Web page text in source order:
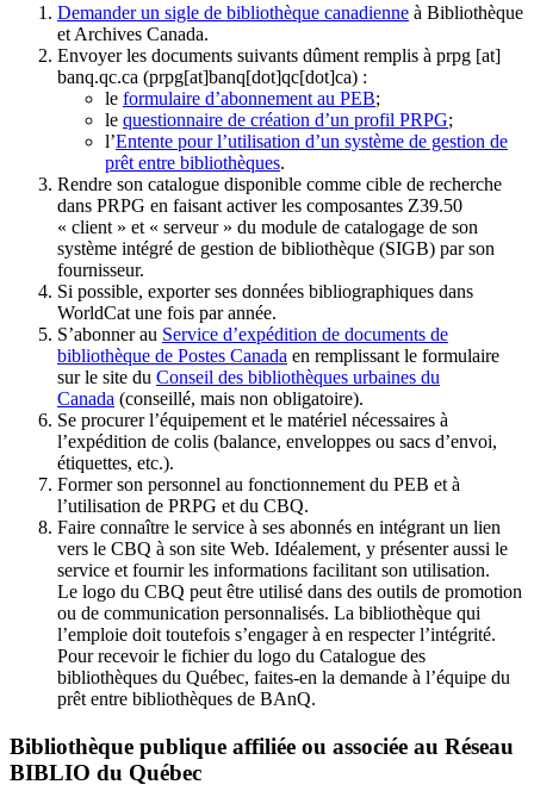
Demander un sigle de bibliothèque canadienne à Bibliothèque
et Archives Canada.
Envoyer les documents suivants dûment remplis à prpg [at]
banq.qc.ca (prpg[at]banq[dot]qc[dot]ca) :
le formulaire d’abonnement au PEB;
le questionnaire de création d’un profil PRPG;
l’Entente pour l’utilisation d’un système de gestion de
prêt entre bibliothèques.
Rendre son catalogue disponible comme cible de recherche
dans PRPG en faisant activer les composantes Z39.50
« client » et « serveur » du module de catalogage de son
système intégré de gestion de bibliothèque (SIGB) par son
fournisseur.
Si possible, exporter ses données bibliographiques dans
WorldCat une fois par année.
S’abonner au Service d’expédition de documents de
bibliothèque de Postes Canada en remplissant le formulaire
sur le site du Conseil des bibliothèques urbaines du
Canada (conseillé, mais non obligatoire).
Se procurer l’équipement et le matériel nécessaires à
l’expédition de colis (balance, enveloppes ou sacs d’envoi,
étiquettes, etc.).
Former son personnel au fonctionnement du PEB et à
l’utilisation de PRPG et du CBQ.
Faire connaître le service à ses abonnés en intégrant un lien
vers le CBQ à son site Web. Idéalement, y présenter aussi le
service et fournir les informations facilitant son utilisation.
Le logo du CBQ peut être utilisé dans des outils de promotion
ou de communication personnalisés. La bibliothèque qui
l’emploie doit toutefois s’engager à en respecter l’intégrité.
Pour recevoir le fichier du logo du Catalogue des
bibliothèques du Québec, faites-en la demande à l’équipe du
prêt entre bibliothèques de BAnQ.
Bibliothèque publique affiliée ou associée au Réseau
BIBLIO du Québec